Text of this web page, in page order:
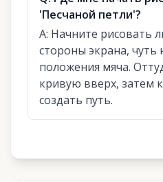
'Песчаной петли'?
A: Начните рисовать
стороны экрана, чуть
положения мяча.
кривую вверх, затем
создать путь.